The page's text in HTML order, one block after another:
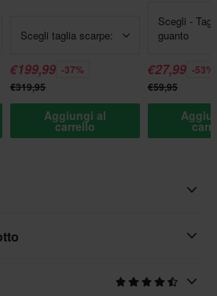
Scegli taglia scarpe:
€199,99 -37%
€319,95
Aggiungi al
carrello
Scegli -
guanto
€27,99 -53%
€59,95
di GMS sono realizzati in tessuto
perfetta, sia sicurezza e alta